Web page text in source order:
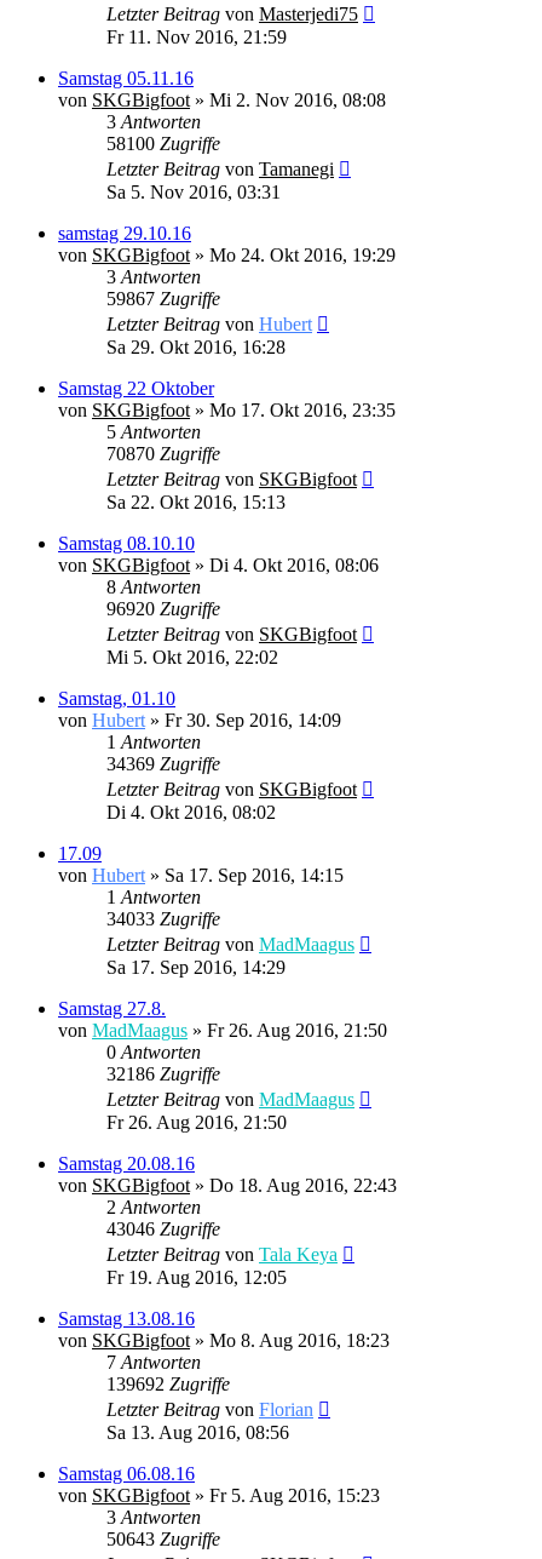
Letzter Beitrag von Masterjedi75
Fr 11. Nov 2016, 21:59
Samstag 05.11.16
von SKGBigfoot » Mi 2. Nov 2016, 08:08
3 Antworten
58100 Zugriffe
Letzter Beitrag von Tamanegi
Sa 5. Nov 2016, 03:31
samstag 29.10.16
von SKGBigfoot » Mo 24. Okt 2016, 19:29
3 Antworten
59867 Zugriffe
Letzter Beitrag von Hubert
Sa 29. Okt 2016, 16:28
Samstag 22 Oktober
von SKGBigfoot » Mo 17. Okt 2016, 23:35
5 Antworten
70870 Zugriffe
Letzter Beitrag von SKGBigfoot
Sa 22. Okt 2016, 15:13
Samstag 08.10.10
von SKGBigfoot » Di 4. Okt 2016, 08:06
8 Antworten
96920 Zugriffe
Letzter Beitrag von SKGBigfoot
Mi 5. Okt 2016, 22:02
Samstag, 01.10
von Hubert » Fr 30. Sep 2016, 14:09
1 Antworten
34369 Zugriffe
Letzter Beitrag von SKGBigfoot
Di 4. Okt 2016, 08:02
17.09
von Hubert » Sa 17. Sep 2016, 14:15
1 Antworten
34033 Zugriffe
Letzter Beitrag von MadMaagus
Sa 17. Sep 2016, 14:29
Samstag 27.8.
von MadMaagus » Fr 26. Aug 2016, 21:50
0 Antworten
32186 Zugriffe
Letzter Beitrag von MadMaagus
Fr 26. Aug 2016, 21:50
Samstag 20.08.16
von SKGBigfoot » Do 18. Aug 2016, 22:43
2 Antworten
43046 Zugriffe
Letzter Beitrag von Tala Keya
Fr 19. Aug 2016, 12:05
Samstag 13.08.16
von SKGBigfoot » Mo 8. Aug 2016, 18:23
7 Antworten
139692 Zugriffe
Letzter Beitrag von Florian
Sa 13. Aug 2016, 08:56
Samstag 06.08.16
von SKGBigfoot » Fr 5. Aug 2016, 15:23
3 Antworten
50643 Zugriffe